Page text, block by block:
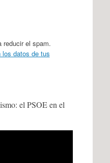
reducir el spam.
los datos de tus
el PSOE en el